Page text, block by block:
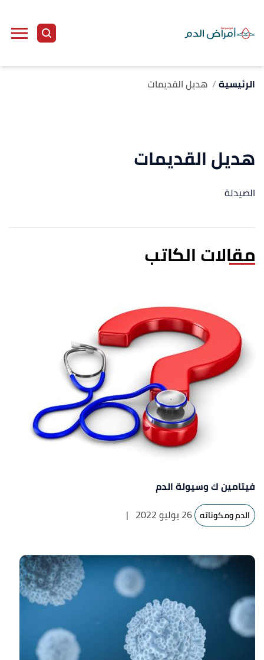
الرئيسية هديل القديمات
هديل القديمات
الصيدلة
مقالات الكاتب
فيتامين ك وسيولة الدم
الدم ومكوناته 26 يوليو 2022 |